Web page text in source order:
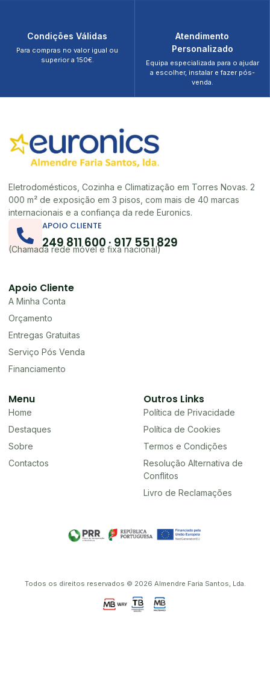
Condições Válidas
Para compras no valor igual ou
superior a 150€.
Atendimento
Personalizado
Equipa especializada para o ajudar
a escolher, instalar e fazer pós-
venda.
Eletrodomésticos, Cozinha e Climatização em Torres Novas. 2
000 m² de exposição em 3 pisos, com mais de 40 marcas
internacionais e a confiança da rede Euronics.
APOIO CLIENTE
249 811 600 · 917 551 829
(Chamada rede móvel e fixa nacional)
Apoio Cliente
A Minha Conta
Orçamento
Entregas Gratuitas
Serviço Pós Venda
Financiamento
Menu
Home
Destaques
Sobre
Contactos
Outros Links
Política de Privacidade
Política de Cookies
Termos e Condições
Resolução Alternativa de
Conflitos
Livro de Reclamações
Todos os direitos reservados © 2026 Almendre Faria Santos, Lda.